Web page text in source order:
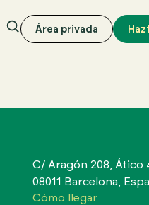
BuscarÁrea privada
C/ Aragón 208, Ático
08011 Barcelona,
Cómo llegar